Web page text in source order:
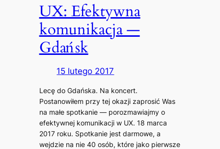
UX: Efektywna
komunikacja —
Gdańsk
15 lutego 2017
Lecę do Gdańska. Na koncert.
Postanowiłem przy tej okazji zaprosić Was
na małe spotkanie — porozmawiajmy o
efektywnej komunikacji w UX. 18 marca
2017 roku. Spotkanie jest darmowe, a
wejdzie na nie 40 osób, które jako pierwsze